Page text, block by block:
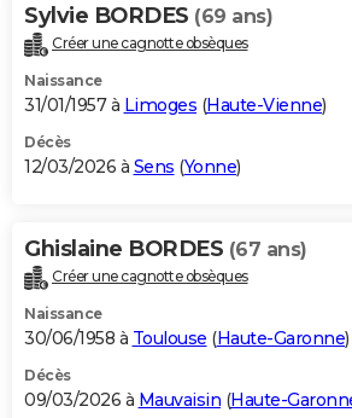
Sylvie BORDES (69 ans)
Créer une cagnotte obsèques
Naissance
31/01/1957 à Limoges (Haute-Vienne)
Décès
12/03/2026 à Sens (Yonne)
Ghislaine BORDES (67 ans)
Créer une cagnotte obsèques
Naissance
30/06/1958 à Toulouse (Haute-Garonne)
Décès
09/03/2026 à Mauvaisin (Haute-